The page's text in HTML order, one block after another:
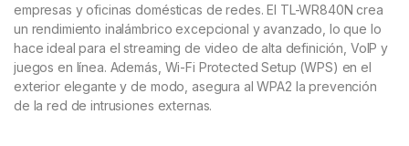
empresas y oficinas domésticas de redes. El TL-WR840N crea
un rendimiento inalámbrico excepcional y avanzado, lo que lo
hace ideal para el streaming de video de alta definición, VoIP y
juegos en línea. Además, Wi-Fi Protected Setup (WPS) en el
exterior elegante y de modo, asegura al WPA2 la prevención
de la red de intrusiones externas.